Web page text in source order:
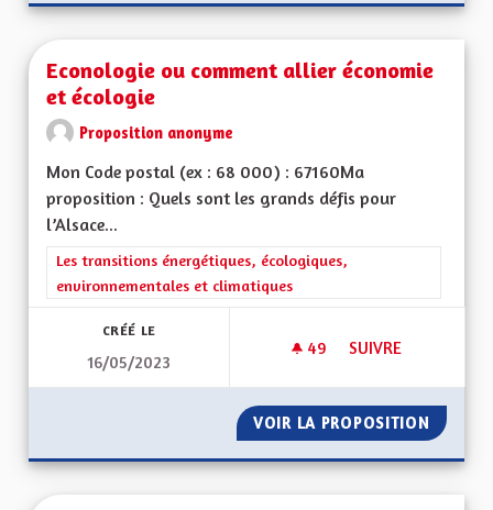
Econologie ou comment allier économie
et écologie
Proposition anonyme
Mon Code postal (ex : 68 000) : 67160Ma
proposition : Quels sont les grands défis pour
l’Alsace...
Filtrer les résultats de la catégorie : Les transitions
Les transitions énergétiques, écologiques,
environnementales et climatiques
CRÉÉ LE
16/05/2023
49 49 ABONNÉS
SUIVRE
VOIR LA PROPOSITION